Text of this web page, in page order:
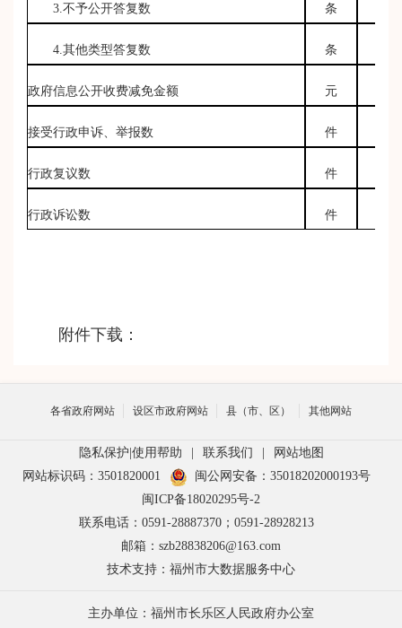
3.不予公开答复数 条
4.其他类型答复数 条
政府信息公开收费减免金额 元
接受行政申诉、举报数 件
行政复议数 件
行政诉讼数 件
附件下载：
各省政府网站 设区市政府网站 县（市、区） 其他网站
隐私保护 使用帮助 联系我们
网站地图
网站标识码：3501820001
闽公网安备：35018202000193号
闽ICP备18020295号-2
联系电话：0591-28887370；0591-28928213
邮箱：szb28838206@163.com
技术支持：福州市大数据服务中心
主办单位：福州市长乐区人民政府办公室